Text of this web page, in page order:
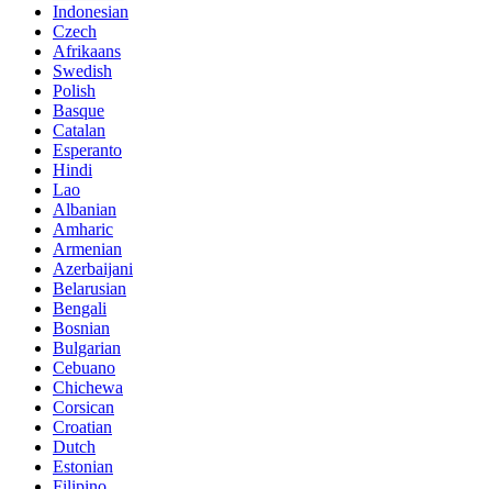
Indonesian
Czech
Afrikaans
Swedish
Polish
Basque
Catalan
Esperanto
Hindi
Lao
Albanian
Amharic
Armenian
Azerbaijani
Belarusian
Bengali
Bosnian
Bulgarian
Cebuano
Chichewa
Corsican
Croatian
Dutch
Estonian